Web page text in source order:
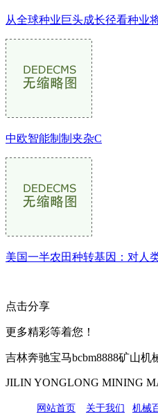
从全球种业巨头成长径看种业
中欧智能制制夹杂C
美国一半农田种转基因：对人
点击分享
更多精彩等着您！
吉林奔驰宝马bcbm8888矿山机
JILIN YONGLONG MINING
网站首页 关于我们 机械